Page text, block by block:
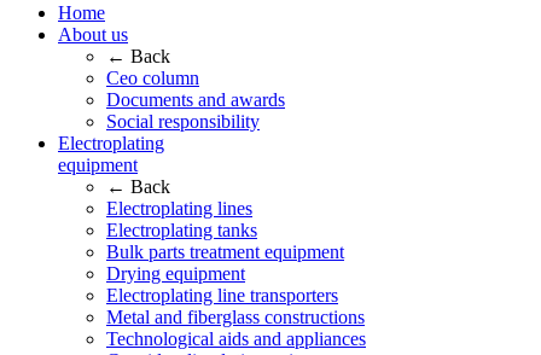
Home
About us
← Back
Ceo column
Documents and awards
Social responsibility
Electroplating
equipment
← Back
Electroplating lines
Electroplating tanks
Bulk parts treatment equipment
Drying equipment
Electroplating line transporters
Metal and fiberglass constructions
Technological aids and appliances